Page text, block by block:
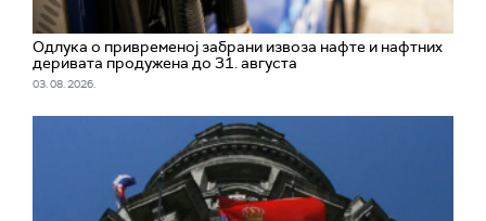
Одлука о привременој забрани извоза нафте и нафтних
деривата продужена до 31. августа
03. 08. 2026.